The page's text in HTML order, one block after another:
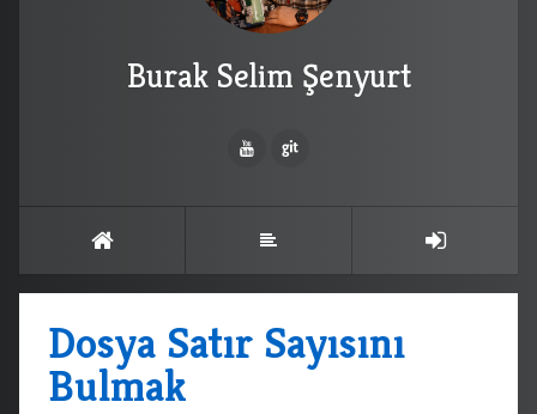
Burak Selim Şenyurt
Dosya Satır Sayısını
Bulmak